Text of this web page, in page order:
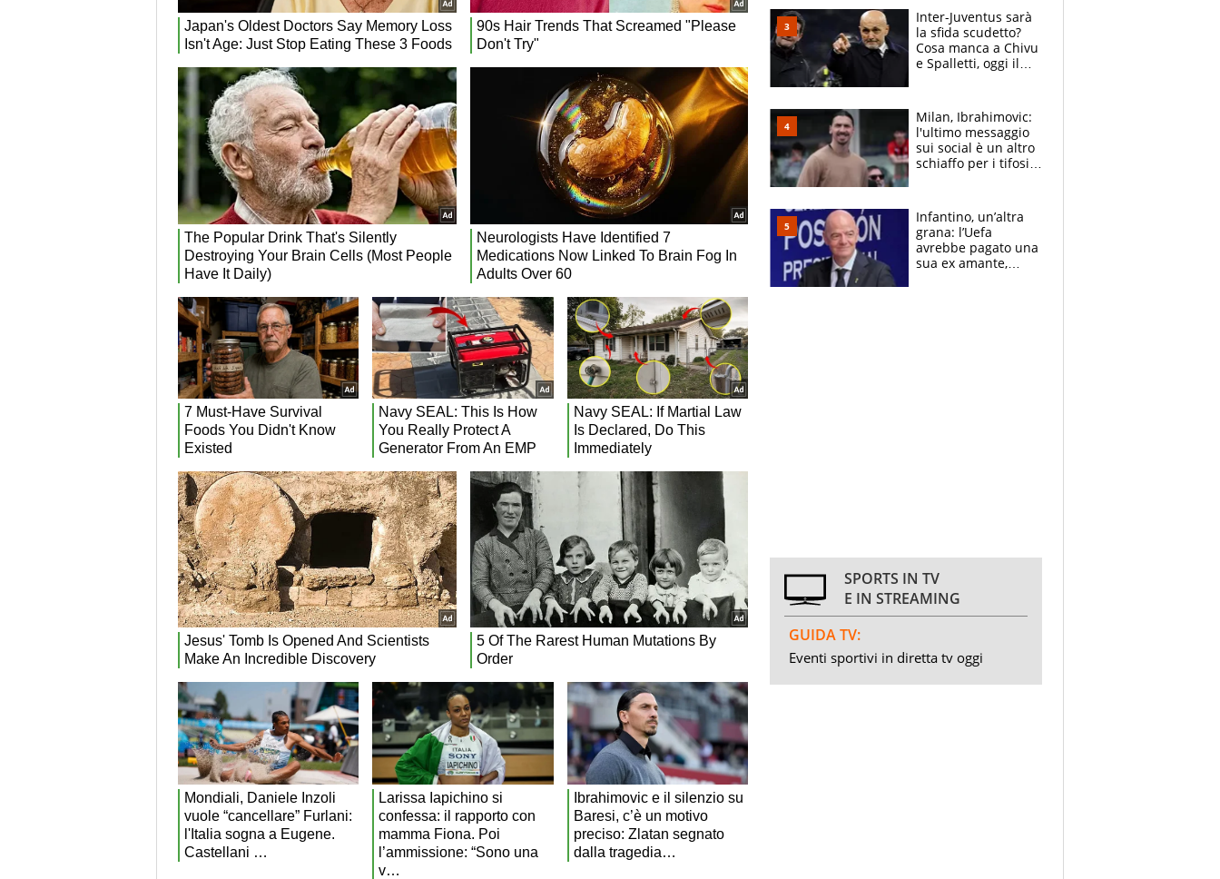
Inter-Juventus sarà
la sfida scudetto?
Cosa manca a Chivu
e Spalletti, oggi il
Milan, Ibrahimovic:
l'ultimo messaggio
sui social è un altro
schiaffo per i tifosi
Infantino, un’altra
grana: l’Uefa
avrebbe pagato una
sua ex amante,
SPORTS IN TV
E IN STREAMING
GUIDA TV:
Eventi sportivi in diretta tv oggi